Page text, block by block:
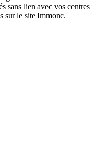
sans lien avec vos centres
sur le site Immonc.